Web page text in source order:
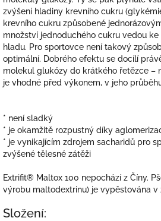
zvýšení hladiny krevního cukru
krevního cukru způsobené
množství jednoduchého cukru vedou
hladu. Pro sportovce není takový
optimální. Dobrého efektu se docílí
molekul glukózy do krátkého řetězce –
je vhodné před výkonem, v jeho
* není sladký
* je okamžitě rozpustný díky
* je vynikajícím zdrojem sacharidů pro
zvýšené tělesné zátěži
Extrifit® Maltox 100 nepochází z Číny.
výrobu maltodextrinu) je vypěstována v
Složení: